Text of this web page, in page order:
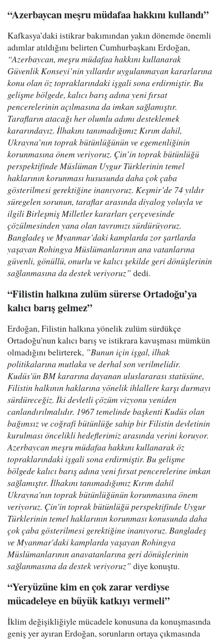
“Azerbaycan meşru müdafaa hakkını kullandı”
Kafkasya’daki istikrar bakımından yakın dönemde önemli
adımlar atıldığını belirten Cumhurbaşkanı Erdoğan,
“Azerbaycan, meşru müdafaa hakkını kullanarak
Güvenlik Konseyi’nin yıllardır uygulanmayan kararlarına
konu olan öz topraklarındaki işgali sona erdirmiştir. Bu
gelişme bölgede, kalıcı barış adına yeni fırsat
pencerelerinin açılmasına da imkan sağlamıştır.
Tarafların atacağı her olumlu adımı desteklemek
kararındayız. İlhakını tanımadığımız Kırım dahil,
Ukrayna’nın toprak bütünlüğünün ve egemenliğinin
korunmasına önem veriyoruz. Çin’in toprak bütünlüğü
perspektifinde Müslüman Uygur Türklerinin temel
haklarının korunması hususunda daha çok çaba
gösterilmesi gerektiğine inanıyoruz. Keşmir’de 74 yıldır
süregelen sorunun, taraflar arasında diyalog yoluyla ve
ilgili Birleşmiş Milletler kararları çerçevesinde
çözülmesinden yana olan tavrımızı sürdürüyoruz.
Bangladeş ve Myanmar’daki kamplarda zor şartlarda
yaşayan Rohingya Müslümanlarının ana vatanlarına
güvenli, gönüllü, onurlu ve kalıcı şekilde geri dönüşlerinin
sağlanmasına da destek veriyoruz” dedi.
“Filistin halkına zulüm sürerse Ortadoğu’ya
kalıcı barış gelmez”
Erdoğan, Filistin halkına yönelik zulüm sürdükçe
Ortadoğu'nun kalıcı barış ve istikrara kavuşması mümkün
olmadığını belirterek, ”Bunun için işgal, ilhak
politikalarına mutlaka ve derhal son verilmelidir.
Kudüs'ün BM kararına dayanan uluslararası statüsüne,
Filistin halkının haklarına yönelik ihlallere karşı durmayı
sürdüreceğiz. İki devletli çözüm vizyonu yeniden
canlandırılmalıdır. 1967 temelinde başkenti Kudüs olan
bağımsız ve coğrafi bütünlüğe sahip bir Filistin devletinin
kurulması öncelikli hedeflerimiz arasında yerini koruyor.
Azerbaycan meşru müdafaa hakkını kullanarak öz
topraklarındaki işgali sona erdirmiştir. Bu gelişme
bölgede kalıcı barış adına yeni fırsat pencerelerine imkan
sağlamıştır. İlhakını tanımadığımız Kırım dahil
Ukrayna'nın toprak bütünlüğünün korunmasına önem
veriyoruz. Çin'in toprak bütünlüğü perspektifinde Uygur
Türklerinin temel haklarının korunması konusunda daha
çok çaba gösterilmesi gerektiğine inanıyoruz. Bangladeş
ve Myanmar'daki kamplarda yaşayan Rohingya
Müslümanlarının anavatanlarına geri dönüşlerinin
sağlanmasına da destek veriyoruz” diye konuştu.
“Yeryüzüne kim en çok zarar verdiyse
mücadeleye en büyük katkıyı vermeli”
İklim değişikliğiyle mücadele konusuna da konuşmasında
geniş yer ayıran Erdoğan, sorunların ortaya çıkmasında